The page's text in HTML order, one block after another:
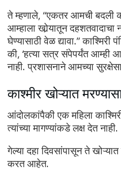
ते म्हणाले, “एकतर आमची बदली
आम्हाला खोर्‍यातून दहशतवादाचा
घेण्यासाठी वेळ द्यावा.” काश्मिरी
की, ‘हत्या सत्र संपेपर्यंत आम्ही
नाही. प्रशासनाने आमच्या
काश्मीर खोऱ्यात
आंदोलकांपैकी एक महिला
त्यांच्या मागण्यांकडे लक्ष देत नाही.
गेल्या दहा दिवसांपासून ते
करत आहेत.